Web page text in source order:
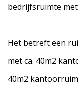
bedrijfsruimte
Het betreft een
met ca. 40m2
40m2